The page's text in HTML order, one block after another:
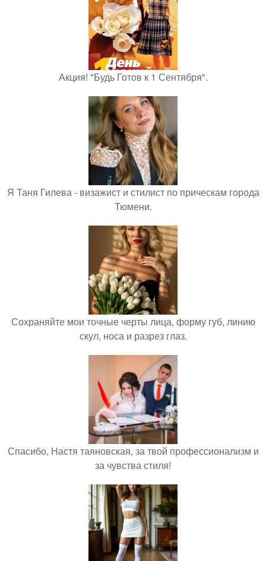
Акция! "Будь Готов к 1 Сентября".
Я Таня Гилева - визажист и стилист по прическам города
Тюмени.
Сохраняйте мои точные черты лица, форму губ, линию
скул, носа и разрез глаз.
Спасибо, Настя таяновская, за твой профессионализм и
за чувства стиля!